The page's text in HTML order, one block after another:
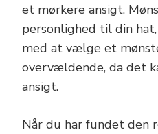
et mørkere ansigt.
personlighed til din
med at vælge et
overvældende, da det
ansigt.
Når du har fundet den